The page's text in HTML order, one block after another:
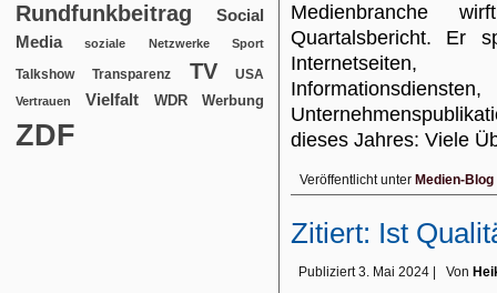
Rundfunkbeitrag
Social
Media
soziale Netzwerke Sport
Talkshow Transparenz TV USA
Vertrauen Vielfalt WDR Werbung
ZDF
Medienbranche
Quartalsbericht. Er
Internetseiten,
dieses Jahres: Viele
Veröffentlicht unter Medien-Blog
Zitiert: Ist
Publiziert 3. Mai 2024 Von